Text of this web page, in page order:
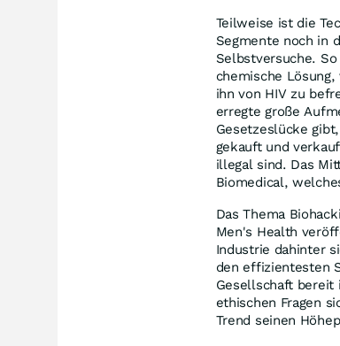
Teilweise ist die
Segmente noch in
Selbstversuche.
chemische
ihn von HIV zu
erregte große
Gesetzeslücke
gekauft und
illegal sind. Das
Biomedical,
Das Thema
Men's Health
Industrie dahinter
den effizientesten
Gesellschaft bereit
ethischen Fragen
Trend seinen